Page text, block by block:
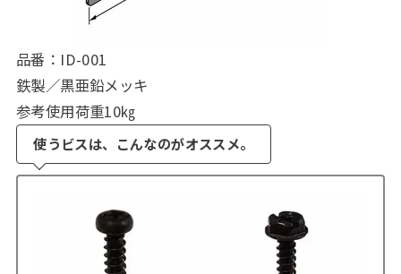
品番：ID-001
鉄製／黒亜鉛メッキ
参考使用荷重10㎏
使うビスは、こんなのがオススメ。